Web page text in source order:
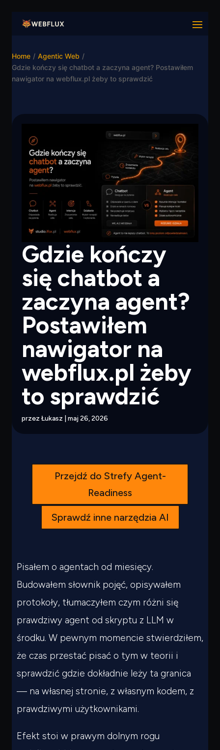
Home / Agentic Web /
Gdzie kończy się chatbot a zaczyna agent? Postawiłem
nawigator na webflux.pl żeby to sprawdzić
Gdzie kończy
się chatbot a
zaczyna agent?
Postawiłem
nawigator na
webflux.pl żeby
to sprawdzić
przez Łukasz maj 26, 2026
Przejdź do Strefy Agent-
Readiness
Sprawdź inne narzędzia AI
Pisałem o agentach od miesięcy.
Budowałem słownik pojęć, opisywałem
protokoły, tłumaczyłem czym różni się
prawdziwy agent od skryptu z LLM w
środku. W pewnym momencie stwierdziłem,
że czas przestać pisać o tym w teorii i
sprawdzić gdzie dokładnie leży ta granica
— na własnej stronie, z własnym kodem, z
prawdziwymi użytkownikami.
Efekt stoi w prawym dolnym rogu